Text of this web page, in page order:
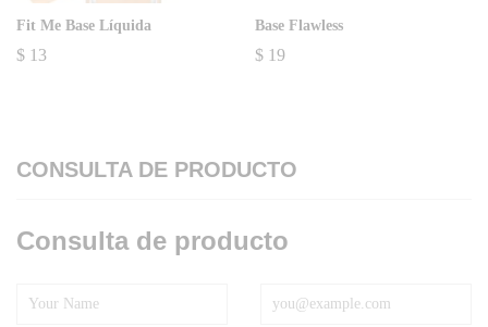
Fit Me Base Líquida
$ 13
Base Flawless
$ 19
CONSULTA DE PRODUCTO
Consulta de producto